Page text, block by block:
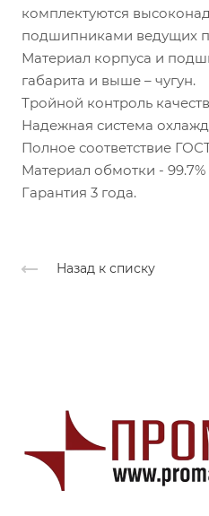
комплектуются
подшипниками ведущих
Материал корпуса и
габарита и выше – чугун.
Тройной контроль
Надежная система
Полное соответствие
Материал обмотки - 99.7%
Гарантия 3 года.
Назад к списку